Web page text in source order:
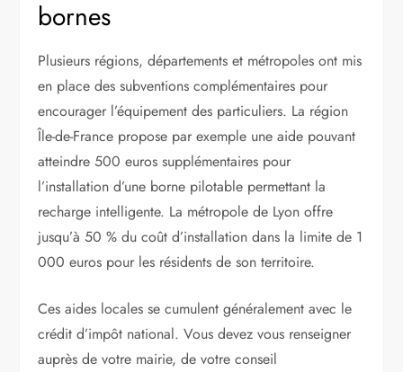
bornes
Plusieurs régions, départements et métropoles ont mis
en place des subventions complémentaires pour
encourager l’équipement des particuliers. La région
Île-de-France propose par exemple une aide pouvant
atteindre 500 euros supplémentaires pour
l’installation d’une borne pilotable permettant la
recharge intelligente. La métropole de Lyon offre
jusqu’à 50 % du coût d’installation dans la limite de 1
000 euros pour les résidents de son territoire.
Ces aides locales se cumulent généralement avec le
crédit d’impôt national. Vous devez vous renseigner
auprès de votre mairie, de votre conseil